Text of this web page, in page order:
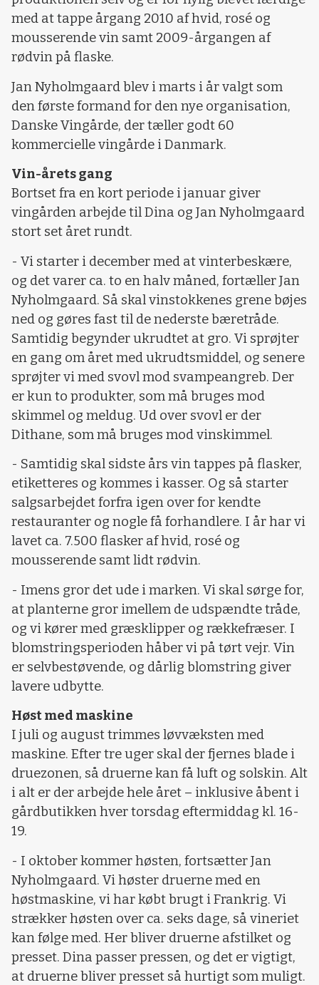
med at tappe årgang 2010 af hvid, rosé og
mousserende vin samt 2009-årgangen af
rødvin på flaske.
Jan Nyholmgaard blev i marts i år valgt som
den første formand for den nye organisation,
Danske Vingårde, der tæller godt 60
kommercielle vingårde i Danmark.
Vin-årets gang
Bortset fra en kort periode i januar giver
vingården arbejde til Dina og Jan Nyholmgaard
stort set året rundt.
- Vi starter i december med at vinterbeskære,
og det varer ca. to en halv måned, fortæller Jan
Nyholmgaard. Så skal vinstokkenes grene bøjes
ned og gøres fast til de nederste bæretråde.
Samtidig begynder ukrudtet at gro. Vi sprøjter
en gang om året med ukrudtsmiddel, og senere
sprøjter vi med svovl mod svampeangreb. Der
er kun to produkter, som må bruges mod
skimmel og meldug. Ud over svovl er der
Dithane, som må bruges mod vinskimmel.
- Samtidig skal sidste års vin tappes på flasker,
etiketteres og kommes i kasser. Og så starter
salgsarbejdet forfra igen over for kendte
restauranter og nogle få forhandlere. I år har vi
lavet ca. 7.500 flasker af hvid, rosé og
mousserende samt lidt rødvin.
- Imens gror det ude i marken. Vi skal sørge for,
at planterne gror imellem de udspændte tråde,
og vi kører med græsklipper og rækkefræser. I
blomstringsperioden håber vi på tørt vejr. Vin
er selvbestøvende, og dårlig blomstring giver
lavere udbytte.
Høst med maskine
I juli og august trimmes løvvæksten med
maskine. Efter tre uger skal der fjernes blade i
druezonen, så druerne kan få luft og solskin. Alt
i alt er der arbejde hele året – inklusive åbent i
gårdbutikken hver torsdag eftermiddag kl. 16-
19.
- I oktober kommer høsten, fortsætter Jan
Nyholmgaard. Vi høster druerne med en
høstmaskine, vi har købt brugt i Frankrig. Vi
strækker høsten over ca. seks dage, så vineriet
kan følge med. Her bliver druerne afstilket og
presset. Dina passer pressen, og det er vigtigt,
at druerne bliver presset så hurtigt som muligt.